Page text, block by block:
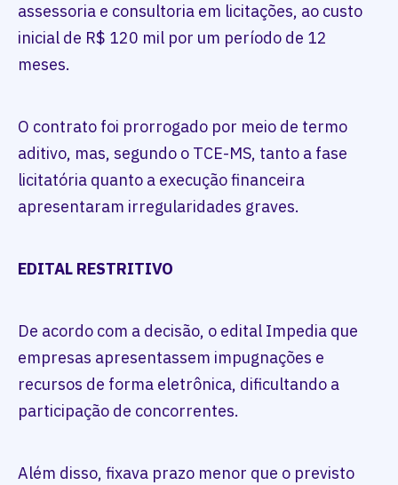
assessoria e consultoria em licitações, ao custo
inicial de R$ 120 mil por um período de 12
meses.
O contrato foi prorrogado por meio de termo
aditivo, mas, segundo o TCE-MS, tanto a fase
licitatória quanto a execução financeira
apresentaram irregularidades graves.
EDITAL RESTRITIVO
De acordo com a decisão, o edital Impedia que
empresas apresentassem impugnações e
recursos de forma eletrônica, dificultando a
participação de concorrentes.
Além disso, fixava prazo menor que o previsto